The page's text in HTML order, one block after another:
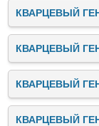
КВАРЦЕВЫЙ
КВАРЦЕВЫЙ
КВАРЦЕВЫЙ
КВАРЦЕВЫЙ